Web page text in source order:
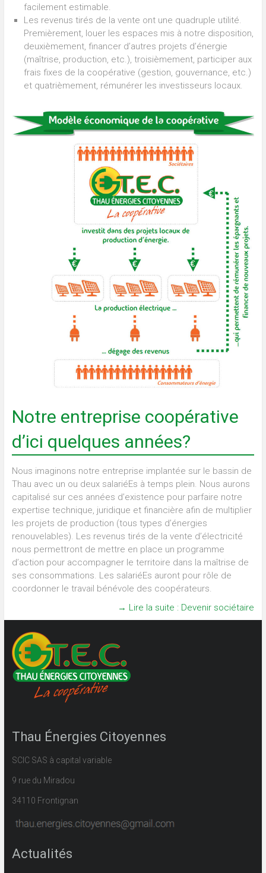
facilement estimable.
Les revenus tirés de la vente ont une quadruple utilité.
Premièrement, louer les espaces mis à notre disposition,
deuxièmement, financer d’autres projets d’énergie
(maîtrise, production, etc.), troisièmement, participer aux
frais fixes de la coopérative (gestion, gouvernance, etc.)
et quatrièmement, rémunérer les investisseurs locaux.
Notre entreprise coopérative
d’ici quelques années?
Nous imaginons notre entreprise implantée sur le bassin de
Thau avec un ou deux salariéEs à temps plein. Nous aurons
capitalisé sur ces années d’existence pour parfaire notre
expertise technique, juridique et financière afin de multiplier
les projets de production (tous types d’énergies
renouvelables). Les revenus tirés de la vente d’électricité
nous permettront de mettre en place un programme
d’action pour accompagner le territoire dans la maîtrise de
ses consommations. Les salariéEs auront pour rôle de
coordonner le travail bénévole des coopérateurs.
→ Lire la suite : Devenir sociétaire
Thau Énergies Citoyennes
SCIC SAS à capital variable
9 rue du Miradou
34110 Frontignan
Actualités